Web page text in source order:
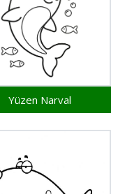
Yüzen Narval